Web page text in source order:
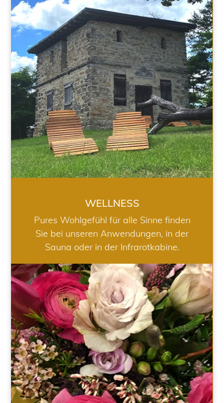
WELLNESS
WELLNESS
Pures Wohlgefühl für alle Sinne finden
Sie bei unseren Anwendungen, in der
Sauna oder in der Infrarotkabine.
HOCHZEIT